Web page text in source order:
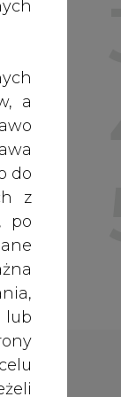
a
do
z
po
lub
się
mu
30
do
do